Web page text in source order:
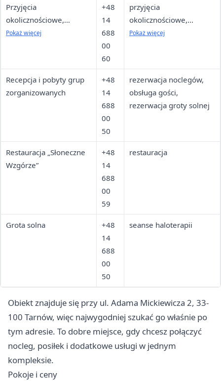
Przyjęcia
okolicznościowe,
catering, rezerwacje sal
Pokaż więcej
+48
14
688
00
60
przyjęcia
okolicznościowe,
catering, rezerwacje sal
Pokaż więcej
Recepcja i pobyty grup
zorganizowanych
+48
14
688
00
50
rezerwacja noclegów,
obsługa gości,
rezerwacja groty solnej
Restauracja „Słoneczne
Wzgórze”
+48
14
688
00
59
restauracja
Grota solna
+48
14
688
00
50
seanse haloterapii
Obiekt znajduje się przy ul. Adama Mickiewicza 2, 33-
100 Tarnów, więc najwygodniej szukać go właśnie po
tym adresie. To dobre miejsce, gdy chcesz połączyć
nocleg, posiłek i dodatkowe usługi w jednym
kompleksie.
Pokoje i ceny